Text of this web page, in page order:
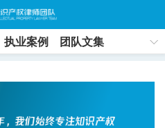
执业案例
团队文集